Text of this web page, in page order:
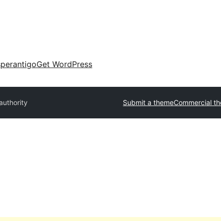
Get WordPress
Submit a themeCommercial